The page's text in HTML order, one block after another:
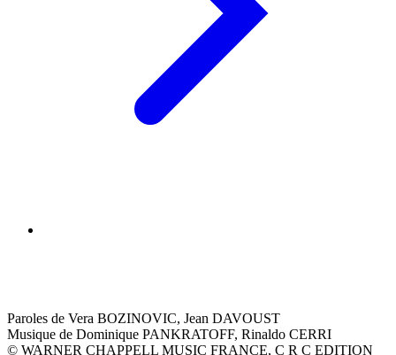
Paroles de Vera BOZINOVIC, Jean DAVOUST
Musique de Dominique PANKRATOFF, Rinaldo CERRI
© WARNER CHAPPELL MUSIC FRANCE, C R C EDITION